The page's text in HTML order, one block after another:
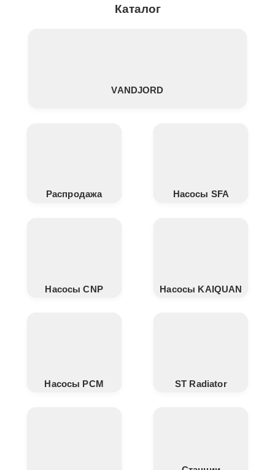
Каталог
VANDJORD
Распродажа Насосы SFA
Насосы CNP Насосы KAIQUAN
Насосы PCM ST Radiator